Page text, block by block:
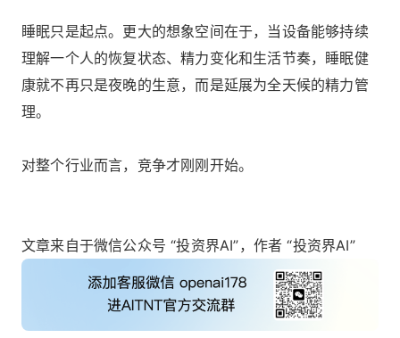
睡眠只是起点。更大的想象空间在于，当设备能够持续
理解一个人的恢复状态、精力变化和生活节奏，睡眠健
康就不再只是夜晚的生意，而是延展为全天候的精力管
理。
对整个行业而言，竞争才刚刚开始。
文章来自于微信公众号 “投资界AI”，作者 “投资界AI”